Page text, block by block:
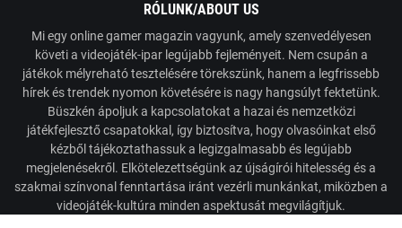
RÓLUNK/ABOUT US
Mi egy online gamer magazin vagyunk, amely szenvedélyesen
követi a videojáték-ipar legújabb fejleményeit. Nem csupán a
játékok mélyreható tesztelésére törekszünk, hanem a legfrissebb
hírek és trendek nyomon követésére is nagy hangsúlyt fektetünk.
Büszkén ápoljuk a kapcsolatokat a hazai és nemzetközi
játékfejlesztő csapatokkal, így biztosítva, hogy olvasóinkat első
kézből tájékoztathassuk a legizgalmasabb és legújabb
megjelenésekről. Elkötelezettségünk az újságírói hitelesség és a
szakmai színvonal fenntartása iránt vezérli munkánkat, miközben a
videojáték-kultúra minden aspektusát megvilágítjuk.